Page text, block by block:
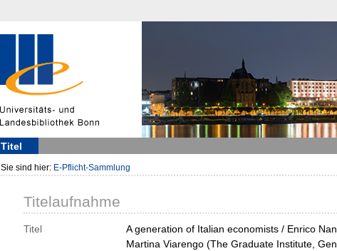
Titel
Sie sind hier: E-Pflicht-Sammlung
Titelaufnahme
Titel
A generation of Italian economists / Enrico
Martina Viarengo (The Graduate Institute,